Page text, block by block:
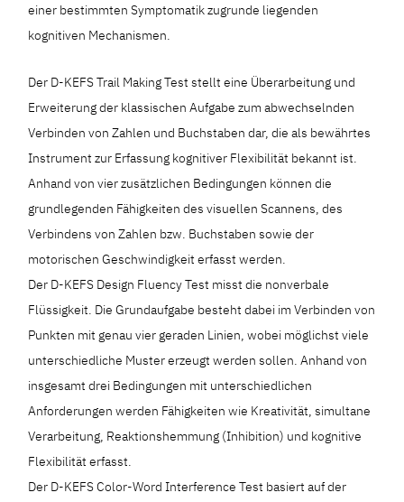
einer bestimmten Symptomatik zugrunde liegenden
kognitiven Mechanismen.
Der D-KEFS Trail Making Test stellt eine Überarbeitung und
Erweiterung der klassischen Aufgabe zum abwechselnden
Verbinden von Zahlen und Buchstaben dar, die als bewährtes
Instrument zur Erfassung kognitiver Flexibilität bekannt ist.
Anhand von vier zusätzlichen Bedingungen können die
grundlegenden Fähigkeiten des visuellen Scannens, des
Verbindens von Zahlen bzw. Buchstaben sowie der
motorischen Geschwindigkeit erfasst werden.
Der D-KEFS Design Fluency Test misst die nonverbale
Flüssigkeit. Die Grundaufgabe besteht dabei im Verbinden von
Punkten mit genau vier geraden Linien, wobei möglichst viele
unterschiedliche Muster erzeugt werden sollen. Anhand von
insgesamt drei Bedingungen mit unterschiedlichen
Anforderungen werden Fähigkeiten wie Kreativität, simultane
Verarbeitung, Reaktionshemmung (Inhibition) und kognitive
Flexibilität erfasst.
Der D-KEFS Color-Word Interference Test basiert auf der